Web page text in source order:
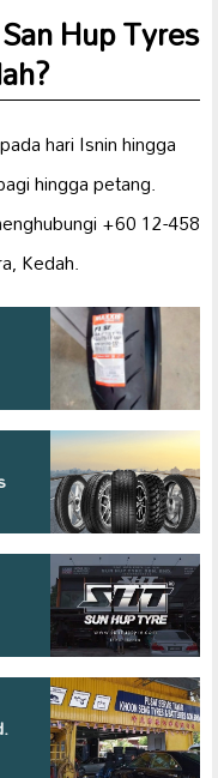
Hup Tyres
?
hari Isnin hingga
hingga petang.
+60 12-458
Kedah.